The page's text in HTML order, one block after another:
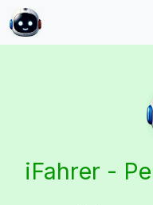
iFahrer -